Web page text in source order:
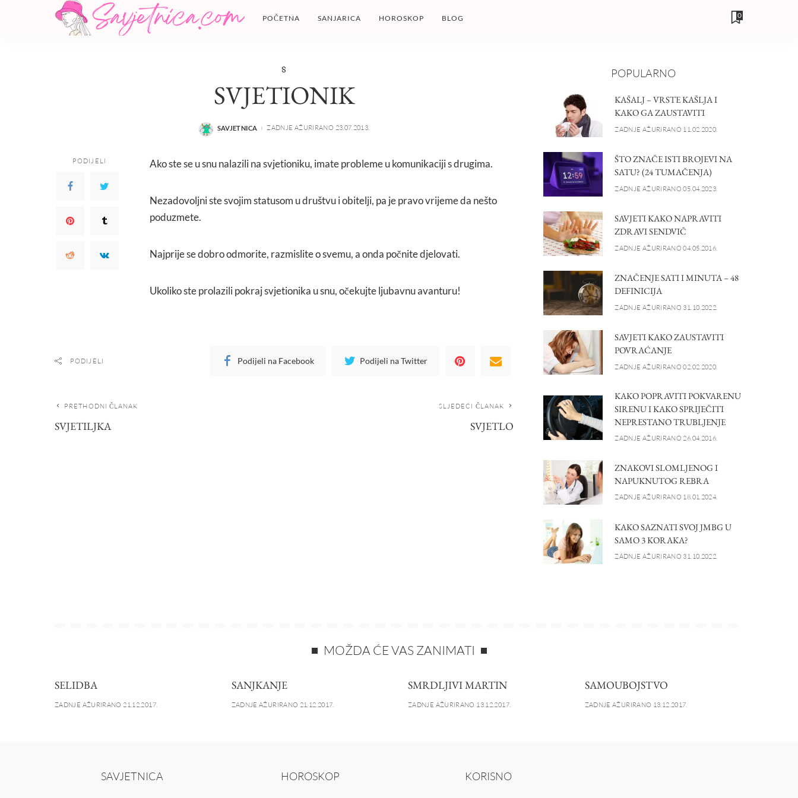
POČETNA SANJARICA HOROSKOP BLOG 0
S
SVJETIONIK
POSTED
SAVJETNICA ZADNJE AŽURIRANO 23.07.2013.
PODIJELI Ako ste se u snu nalazili na svjetioniku, imate probleme u komunikaciji s drugima.
Nezadovoljni ste svojim statusom u društvu i obitelji, pa je pravo vrijeme da nešto
poduzmete.
Najprije se dobro odmorite, razmislite o svemu, a onda počnite djelovati.
Ukoliko ste prolazili pokraj svjetionika u snu, očekujte ljubavnu avanturu!
PODIJELI Podijeli na Facebook Podijeli na Twitter
PRETHODNI ČLANAK
SVJETILJKA
SLJEDEĆI ČLANAK
SVJETLO
POPULARNO
KAŠALJ – VRSTE KAŠLJA I
KAKO GA ZAUSTAVITI
ZADNJE AŽURIRANO 11.02.2020.
ŠTO ZNAČE ISTI BROJEVI NA
SATU? (24 TUMAČENJA)
ZADNJE AŽURIRANO 05.04.2023.
SAVJETI KAKO NAPRAVITI
ZDRAVI SENDVIČ
ZADNJE AŽURIRANO 04.05.2016.
ZNAČENJE SATI I MINUTA – 48
DEFINICIJA
ZADNJE AŽURIRANO 31.10.2022.
SAVJETI KAKO ZAUSTAVITI
POVRAĆANJE
ZADNJE AŽURIRANO 02.02.2020.
KAKO POPRAVITI POKVARENU
SIRENU I KAKO SPRIJEČITI
NEPRESTANO TRUBLJENJE
ZADNJE AŽURIRANO 26.04.2016.
ZNAKOVI SLOMLJENOG I
NAPUKNUTOG REBRA
ZADNJE AŽURIRANO 18.01.2024.
KAKO SAZNATI SVOJ JMBG U
SAMO 3 KORAKA?
ZADNJE AŽURIRANO 31.10.2022.
MOŽDA ĆE VAS ZANIMATI
SELIDBA
ZADNJE AŽURIRANO 21.12.2017.
SANJKANJE
ZADNJE AŽURIRANO 21.12.2017.
SMRDLJIVI MARTIN
ZADNJE AŽURIRANO 13.12.2017.
SAMOUBOJSTVO
ZADNJE AŽURIRANO 13.12.2017.
SAVJETNICA HOROSKOP KORISNO